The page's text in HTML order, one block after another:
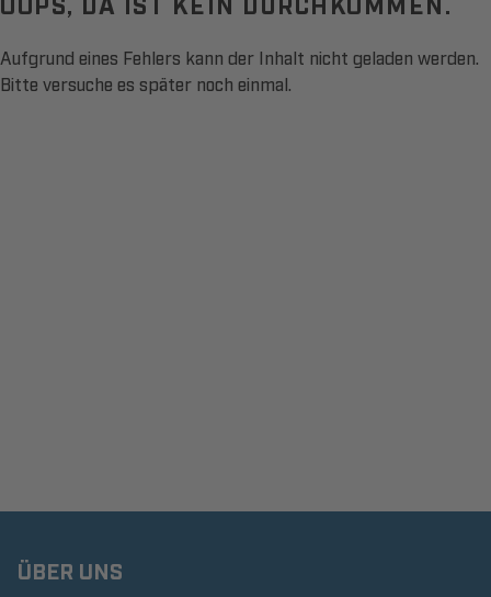
Aufgrund eines Fehlers kann der Inhalt nicht geladen werden.
Bitte versuche es später noch einmal.
ÜBER UNS